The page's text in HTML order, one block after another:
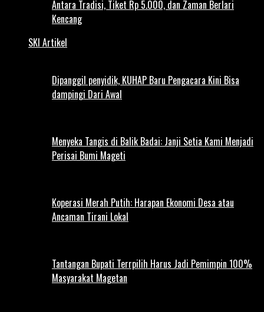
Antara Tradisi, Tiket Rp 5.000, dan Zaman Berlari
Kencang
SKI Artikel
Dipanggil penyidik, KUHAP Baru Pengacara Kini Bisa
dampingi Dari Awal
Menyeka Tangis di Balik Badai: Janji Setia Kami Menjadi
Perisai Bumi Mageti
Koperasi Merah Putih: Harapan Ekonomi Desa atau
Ancaman Tirani Lokal
Tantangan Bupati Terrpilih Harus Jadi Pemimpin 100%
Masyarakat Magetan